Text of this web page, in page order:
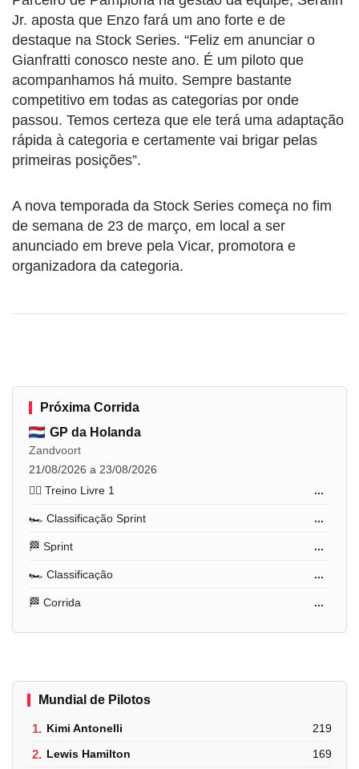
Jr. aposta que Enzo fará um ano forte e de
destaque na Stock Series. “Feliz em anunciar o
Gianfratti conosco neste ano. É um piloto que
acompanhamos há muito. Sempre bastante
competitivo em todas as categorias por onde
passou. Temos certeza que ele terá uma adaptação
rápida à categoria e certamente vai brigar pelas
primeiras posições”.
A nova temporada da Stock Series começa no fim
de semana de 23 de março, em local a ser
anunciado em breve pela Vicar, promotora e
organizadora da categoria.
Próxima Corrida
GP da Holanda
Zandvoort
21/08/2026 a 23/08/2026
🏋️‍♂️ Treino Livre 1
...
🏎️ Classificação Sprint ...
🏁 Sprint ...
🏎️ Classificação ...
🏁 Corrida ...
Mundial de Pilotos
1. Kimi Antonelli 219
2. Lewis Hamilton 169